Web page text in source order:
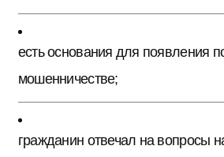
есть основания для появления
мошенничестве;
гражданин отвечал на вопросы